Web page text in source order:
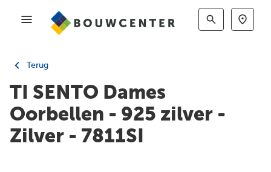
Terug
TI SENTO Dames
Oorbellen - 925 zilver -
Zilver - 7811SI